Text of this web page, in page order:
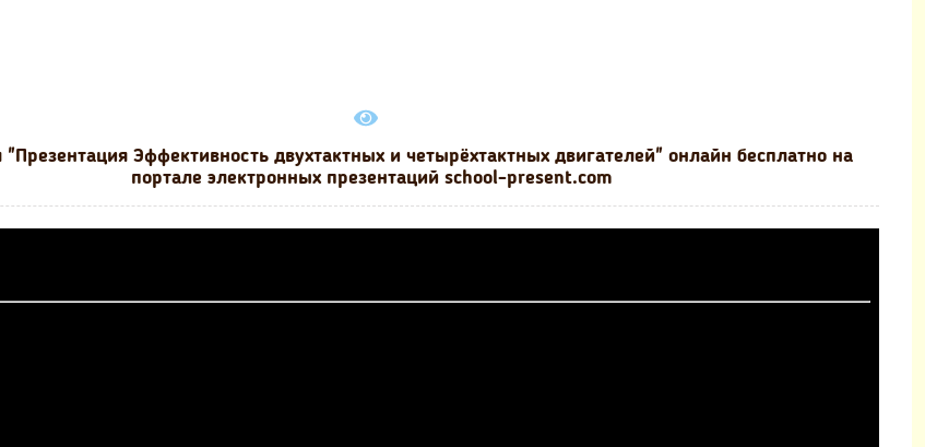
"Презентация Эффективность двухтактных и четырёхтактных двигателей" онлайн бесплатно на
портале электронных презентаций school-present.com